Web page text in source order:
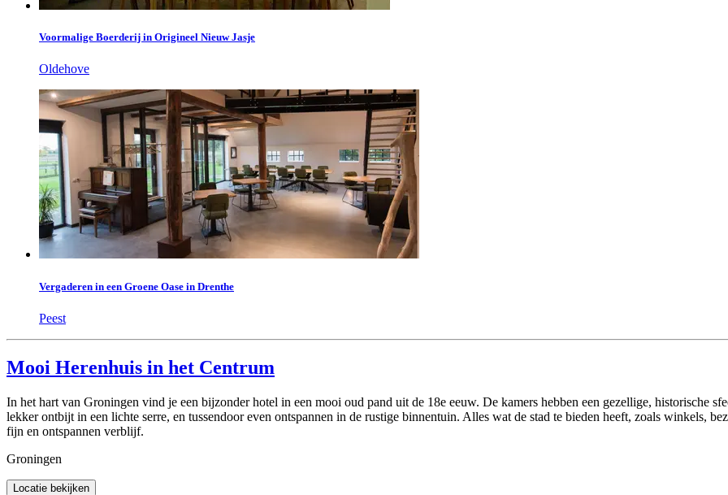
Voormalige Boerderij in Origineel Nieuw Jasje
Oldehove
Vergaderen in een Groene Oase in Drenthe
Peest
Mooi Herenhuis in het Centrum
In het hart van Groningen vind je een bijzonder hotel in een mooi oud pand uit de 18e eeuw. De kamers hebben een gezellige, historische
lekker ontbijt in een lichte serre, en tussendoor even ontspannen in de rustige binnentuin. Alles wat de stad te bieden heeft, zoals winkels,
fijn en ontspannen verblijf.
Groningen
Locatie bekijken